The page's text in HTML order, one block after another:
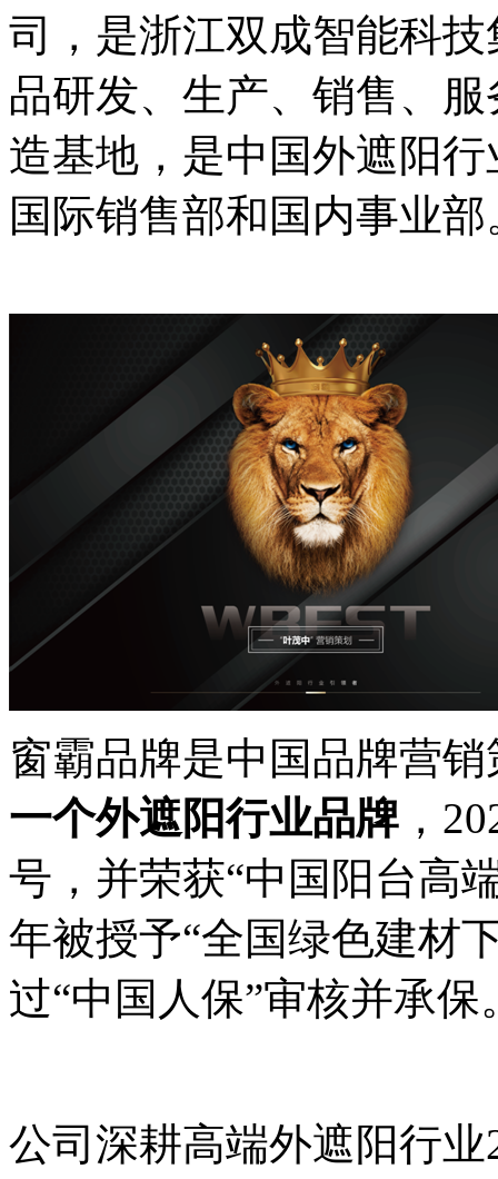
司，是浙江双成智能科
品研发、生产、销售、
造基地，是中国外遮阳
国际销售部和国内事业部
窗霸品牌是中国品牌营
一个外遮阳行业品牌 ，
号，并荣获“中国阳台高
年被授予“全国绿色建材
过“中国人保”审核并承保
公司深耕高端外遮阳行